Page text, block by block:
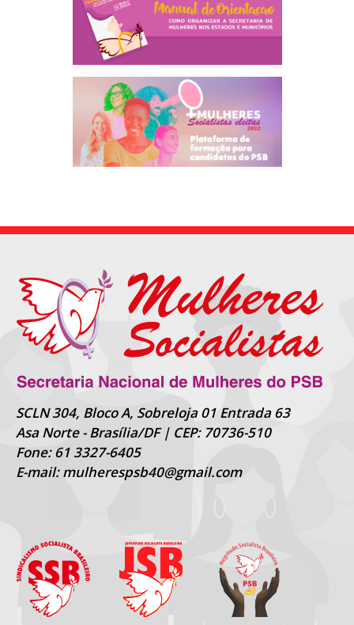
SCLN 304, Bloco A, Sobreloja 01 Entrada 63
Asa Norte - Brasília/DF | CEP: 70736-510
Fone: 61 3327-6405
E-mail: mulherespsb40@gmail.com